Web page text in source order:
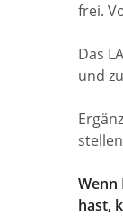
frei.
Das
und
Wenn
hast,